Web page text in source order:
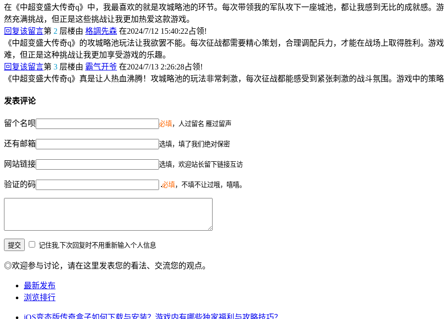
在《中超变盛大传奇q》中，我最喜欢的就是攻城略池的环节。每次带领我的军队攻下一座城池，都让我感到无比的成就感。
然充满挑战，但正是这些挑战让我更加热爱这款游戏。
回复该留言第 2 层楼由 格調先森 在2024/7/12 15:40:22占领!
《中超变盛大传奇q》的攻城略池玩法让我欲罢不能。每次征战都需要精心策划，合理调配兵力，才能在战场上取得胜利。游
难，但正是这种挑战让我更加享受游戏的乐趣。
回复该留言第 3 层楼由 霸气开爷 在2024/7/13 2:26:28占领!
《中超变盛大传奇q》真是让人热血沸腾！攻城略池的玩法非常刺激，每次征战都能感受到紧张刺激的战斗氛围。游戏中的策
发表评论
留个名呗 必填，人过留名 雁过留声
还有邮箱 选填，填了我们绝对保密
网站链接 选填，欢迎站长留下链接互访
验证的码 必填，不填不让过哦，嘻嘻。
记住我,下次回复时不用重新输入个人信息
◎欢迎参与讨论，请在这里发表您的看法、交流您的观点。
最新发布
浏览排行